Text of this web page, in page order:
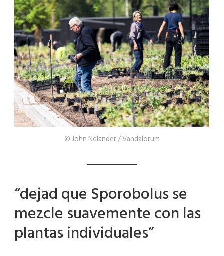
© John Nelander / Vandalorum
“dejad que Sporobolus se
mezcle suavemente con las
plantas individuales”